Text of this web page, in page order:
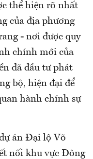
thể hiện rõ nhất
của địa phương
- nơi được quy
chính mới của
đã đầu tư phát
bộ, hiện đại để
hành chính sự
án Đại lộ Võ
nối khu vực Đông